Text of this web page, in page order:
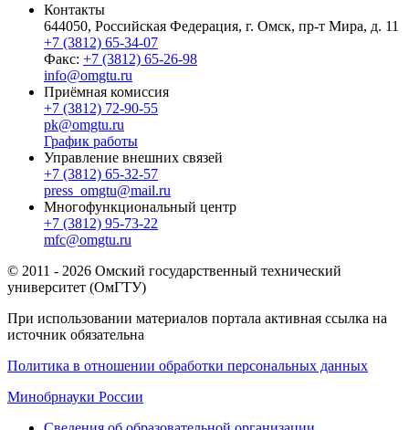
Контакты
644050, Российская Федерация, г. Омск, пр-т Мира, д. 11
+7 (3812) 65-34-07
Факс: +7 (3812) 65-26-98
info@omgtu.ru
Приёмная комиссия
+7 (3812) 72-90-55
pk@omgtu.ru
График работы
Управление внешних связей
+7 (3812) 65-32-57
press_omgtu@mail.ru
Многофункциональный центр
+7 (3812) 95-73-22
mfc@omgtu.ru
© 2011 - 2026 Омский государственный технический
университет (ОмГТУ)
При использовании материалов портала активная ссылка на
источник обязательна
Политика в отношении обработки персональных данных
Минобрнауки России